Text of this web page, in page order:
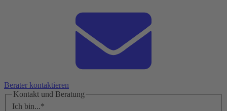
Berater kontaktieren
Kontakt und Beratung
Ich bin...*